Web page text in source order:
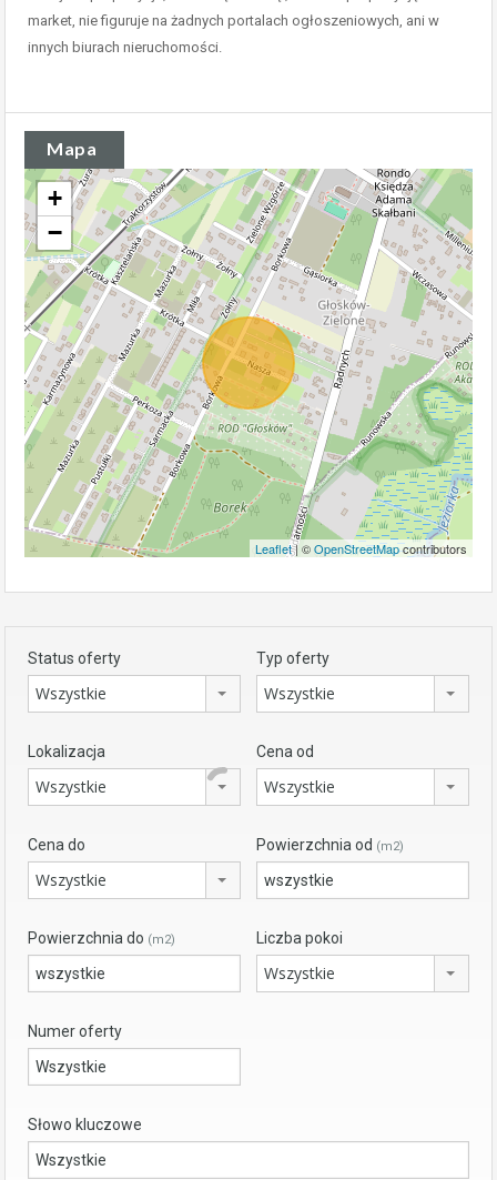
market, nie figuruje na żadnych portalach ogłoszeniowych, ani w
innych biurach nieruchomości.
Mapa
+
−
Leaflet| ©OpenStreetMapcontributors
Status oferty
Wszystkie
Typ oferty
Wszystkie
Lokalizacja
Wszystkie
Cena od
Wszystkie
Cena do
Wszystkie
Powierzchnia od (m2)
Powierzchnia do (m2) Liczba pokoi
Wszystkie
Numer oferty
Słowo kluczowe